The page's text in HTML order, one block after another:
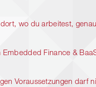
wo du arbeitest,
Embedded Finance &
Voraussetzungen darf